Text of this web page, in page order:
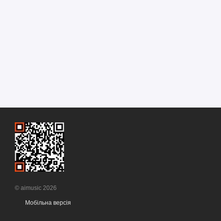
© aimusic 2026
Мобільна версія